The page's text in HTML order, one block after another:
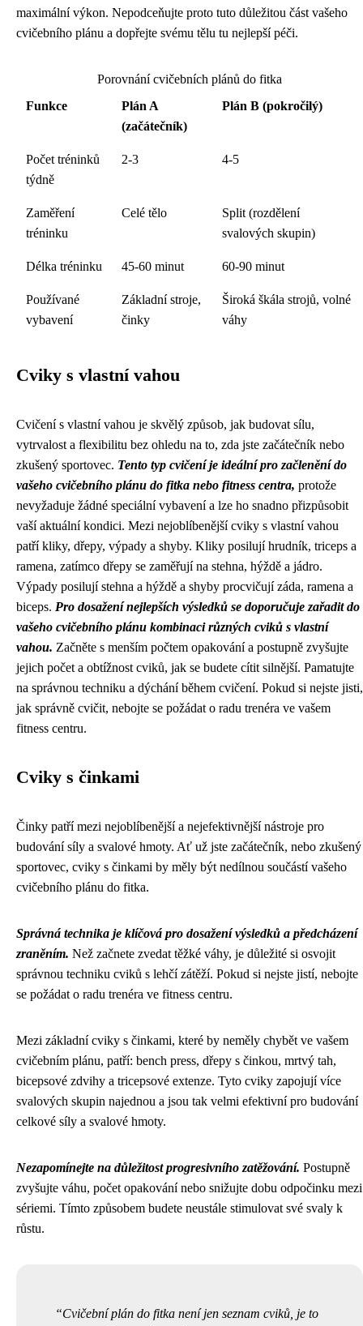
maximální výkon. Nepodceňujte proto tuto důležitou část vašeho
cvičebního plánu a dopřejte svému tělu tu nejlepší péči.
Porovnání cvičebních plánů do fitka
Funkce
Plán A
(začátečník)
Plán B (pokročilý)
Počet tréninků
týdně
2-3 4-5
Zaměření
tréninku
Celé tělo
Split (rozdělení
svalových skupin)
Délka tréninku 45-60 minut 60-90 minut
Používané
vybavení
Základní stroje,
činky
Široká škála strojů, volné
váhy
Cviky s vlastní vahou
Cvičení s vlastní vahou je skvělý způsob, jak budovat sílu,
vytrvalost a flexibilitu bez ohledu na to, zda jste začátečník nebo
zkušený sportovec. Tento typ cvičení je ideální pro začlenění do
vašeho cvičebního plánu do fitka nebo fitness centra, protože
nevyžaduje žádné speciální vybavení a lze ho snadno přizpůsobit
vaší aktuální kondici. Mezi nejoblíbenější cviky s vlastní vahou
patří kliky, dřepy, výpady a shyby. Kliky posilují hrudník, triceps a
ramena, zatímco dřepy se zaměřují na stehna, hýždě a jádro.
Výpady posilují stehna a hýždě a shyby procvičují záda, ramena a
biceps. Pro dosažení nejlepších výsledků se doporučuje zařadit do
vašeho cvičebního plánu kombinaci různých cviků s vlastní
vahou. Začněte s menším počtem opakování a postupně zvyšujte
jejich počet a obtížnost cviků, jak se budete cítit silnější. Pamatujte
na správnou techniku a dýchání během cvičení. Pokud si nejste jisti,
jak správně cvičit, nebojte se požádat o radu trenéra ve vašem
fitness centru.
Cviky s činkami
Činky patří mezi nejoblíbenější a nejefektivnější nástroje pro
budování síly a svalové hmoty. Ať už jste začátečník, nebo zkušený
sportovec, cviky s činkami by měly být nedílnou součástí vašeho
cvičebního plánu do fitka.
Správná technika je klíčová pro dosažení výsledků a předcházení
zraněním. Než začnete zvedat těžké váhy, je důležité si osvojit
správnou techniku cviků s lehčí zátěží. Pokud si nejste jistí, nebojte
se požádat o radu trenéra ve fitness centru.
Mezi základní cviky s činkami, které by neměly chybět ve vašem
cvičebním plánu, patří: bench press, dřepy s činkou, mrtvý tah,
bicepsové zdvihy a tricepsové extenze. Tyto cviky zapojují více
svalových skupin najednou a jsou tak velmi efektivní pro budování
celkové síly a svalové hmoty.
Nezapomínejte na důležitost progresivního zatěžování. Postupně
zvyšujte váhu, počet opakování nebo snižujte dobu odpočinku mezi
sériemi. Tímto způsobem budete neustále stimulovat své svaly k
růstu.
Cvičební plán do fitka není jen seznam cviků, je to